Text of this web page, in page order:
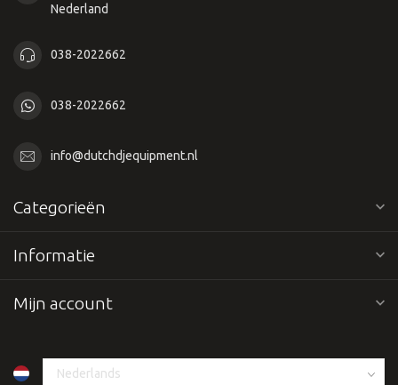
Nederland
038-2022662
038-2022662
info@dutchdjequipment.nl
Categorieën
Informatie
Mijn account